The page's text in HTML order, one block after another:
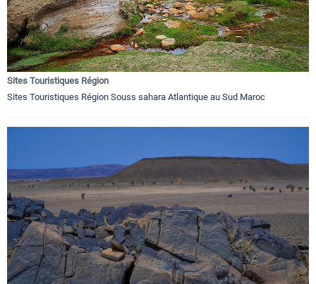
Sites Touristiques Région
Sites Touristiques Région Souss sahara Atlantique au Sud Maroc